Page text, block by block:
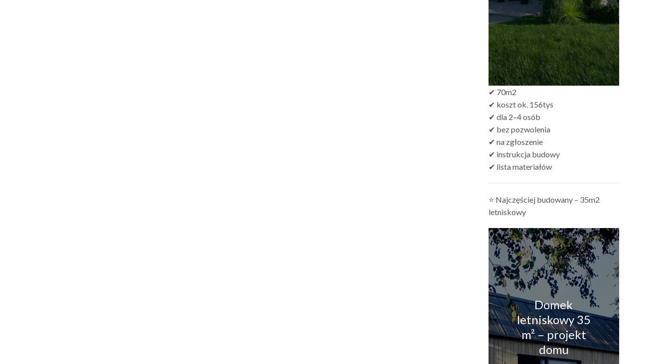
✔ 70m2
✔ koszt ok. 156tys
✔ dla 2–4 osób
✔ bez pozwolenia
✔ na zgłoszenie
✔ instrukcja budowy
✔ lista materiałów
⭐ Najczęściej budowany – 35m2
letniskowy
Domek
letniskowy 35
m² – projekt
domu